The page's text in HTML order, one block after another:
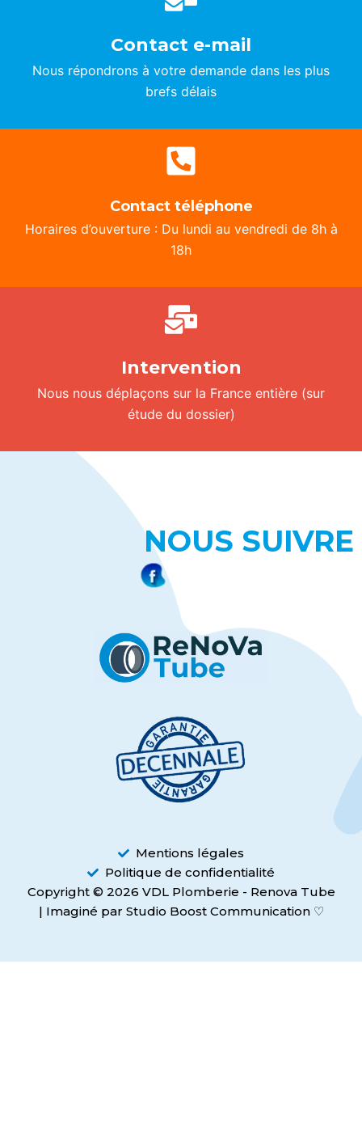
Contact e-mail
Nous répondrons à votre demande dans les plus
brefs délais
Contact e-mail
Nous répondrons à votre demande dans les plus
brefs délais
Contact téléphone
Horaires d’ouverture : Du lundi au vendredi de 8h à
18h
Contact téléphone
Horaires d’ouverture : Du lundi au vendredi de 8h à
18h
Intervention
Nous nous déplaçons sur la France entière (sur
étude du dossier)
Intervention
Nous nous déplaçons sur la France entière (sur
étude du dossier)
NOUS SUIVRE
Mentions légales
Politique de confidentialité
Copyright © 2026 VDL Plomberie - Renova Tube
| Imaginé par Studio Boost Communication ♡